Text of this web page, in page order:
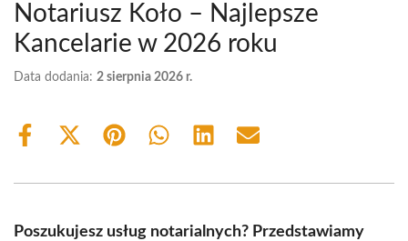
Notariusz Koło – Najlepsze
Kancelarie w 2026 roku
Data dodania: 2 sierpnia 2026 r.
Share
Share
(Twitter)
Share Share Share Share
Poszukujesz usług notarialnych? Przedstawiamy